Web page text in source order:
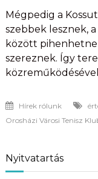
Mégpedig a
szebbek lesznek,
között
szereznek. Így
Hírek rólunk
Orosházi Városi Tenisz
Nyitvatartás